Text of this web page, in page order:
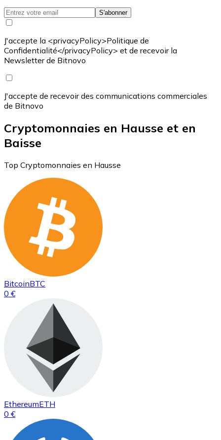
S'abonner
J'accepte la <privacyPolicy>Politique de
Confidentialité</privacyPolicy> et de recevoir la
Newsletter de Bitnovo
J'accepte de recevoir des communications commerciales
de Bitnovo
Cryptomonnaies en Hausse et en
Baisse
Top Cryptomonnaies en Hausse
BitcoinBTC
0 €
EthereumETH
0 €